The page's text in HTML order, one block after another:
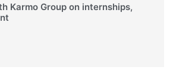
Karmo Group on internships,